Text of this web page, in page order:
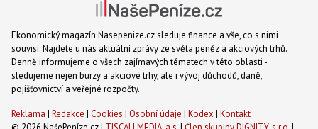
Ekonomický magazín Nasepenize.cz sleduje finance a vše, co s nimi
souvisí. Najdete u nás aktuální zprávy ze světa peněz a akciových trhů.
Denně informujeme o všech zajímavých tématech v této oblasti -
sledujeme nejen burzy a akciové trhy, ale i vývoj důchodů, daně,
pojišťovnictví a veřejné rozpočty.
Reklama | Redakce | Cookies | Osobní údaje | Kodex | Kontakt